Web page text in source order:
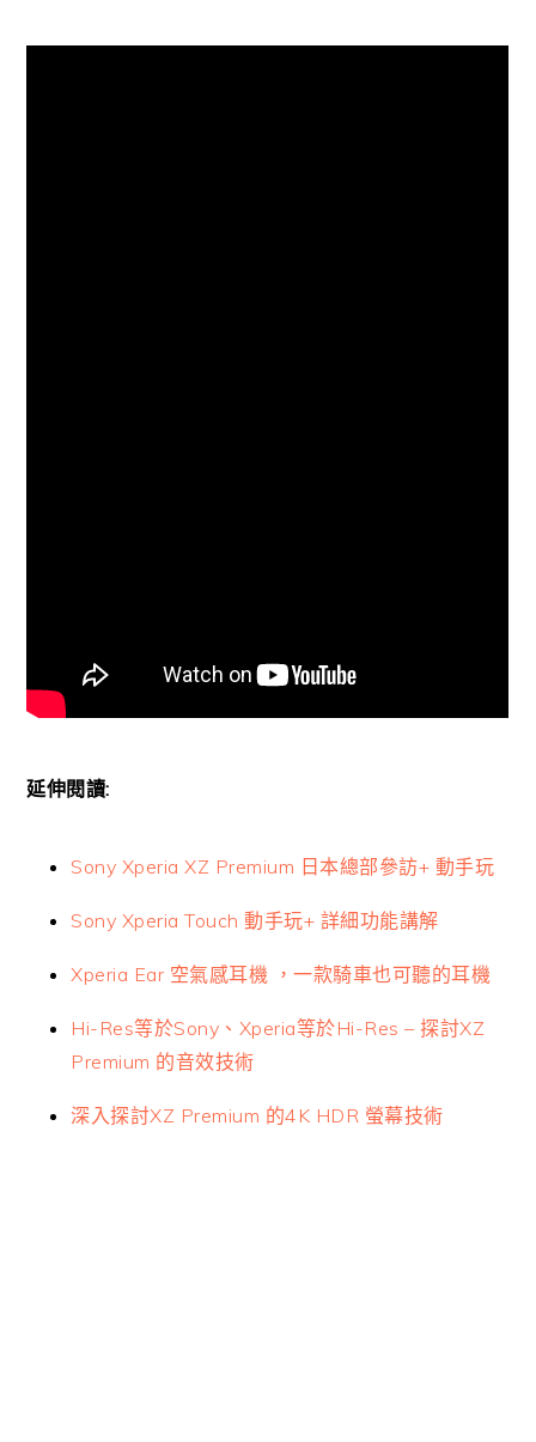
延伸閱讀:
Sony Xperia XZ Premium 日本總部參訪+ 動手玩
Sony Xperia Touch 動手玩+ 詳細功能講解
Xperia Ear 空氣感耳機 ，一款騎車也可聽的耳機
Hi-Res等於Sony、Xperia等於Hi-Res – 探討XZ
Premium 的音效技術
深入探討XZ Premium 的4K HDR 螢幕技術